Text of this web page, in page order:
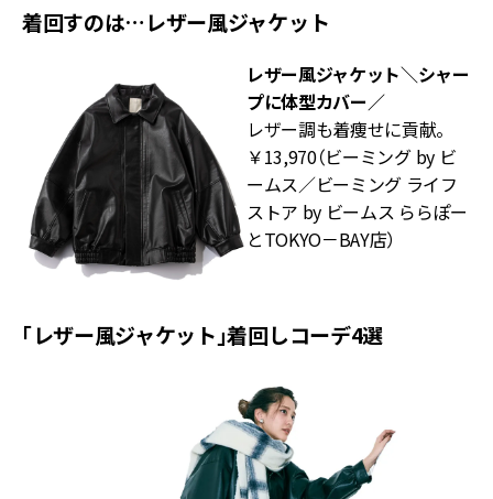
着回すのは…レザー風ジャケット
レザー風ジャケット＼シャー
プに体型カバー／
レザー調も着痩せに貢献。
￥13,970（ビーミング by ビ
ームス／ビーミング ライフ
ストア by ビームス ららぽー
とTOKYO－BAY店）
「レザー風ジャケット」着回しコーデ4選